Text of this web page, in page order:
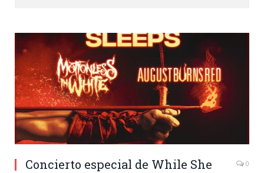
Concierto especial de While She
0